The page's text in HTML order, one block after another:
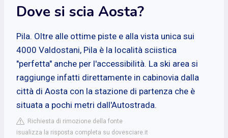
Dove si scia Aosta?
Pila. Oltre alle ottime piste e alla vista unica sui
4000 Valdostani, Pila è la località sciistica
"perfetta" anche per l'accessibilità. La ski area si
raggiunge infatti direttamente in cabinovia dalla
città di Aosta con la stazione di partenza che è
situata a pochi metri dall'Autostrada.
Richiesta di rimozione della fonte
isualizza la risposta completa su dovesciare.it